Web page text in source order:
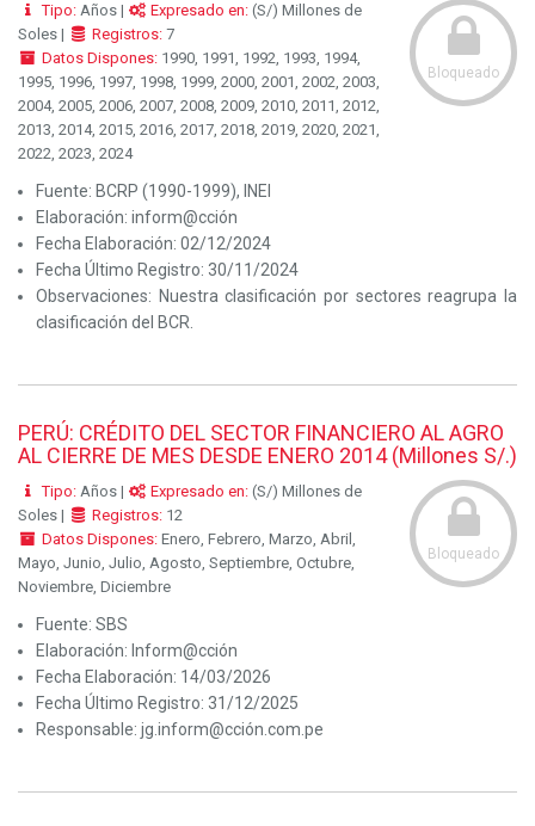
Bloqueado
Tipo:Años | Expresado en: (S/) Millones de
Soles |
Registros:7
Datos Dispones:1990, 1991, 1992, 1993, 1994,
1995, 1996, 1997, 1998, 1999, 2000, 2001, 2002, 2003,
2004, 2005, 2006, 2007, 2008, 2009, 2010, 2011, 2012,
2013, 2014, 2015, 2016, 2017, 2018, 2019, 2020, 2021,
2022, 2023, 2024
Fuente: BCRP (1990-1999), INEI
Elaboración: inform@cción
Fecha Elaboración: 02/12/2024
Fecha Último Registro: 30/11/2024
Observaciones: Nuestra clasificación por sectores reagrupa la
clasificación del BCR.
PERÚ: CRÉDITO DEL SECTOR FINANCIERO AL AGRO
AL CIERRE DE MES DESDE ENERO 2014 (Millones S/.)
Bloqueado
Tipo:Años | Expresado en: (S/) Millones de
Soles |
Registros:12
Datos Dispones:Enero, Febrero, Marzo, Abril,
Mayo, Junio, Julio, Agosto, Septiembre, Octubre,
Noviembre, Diciembre
Fuente: SBS
Elaboración: Inform@cción
Fecha Elaboración: 14/03/2026
Fecha Último Registro: 31/12/2025
Responsable: jg.inform@cción.com.pe